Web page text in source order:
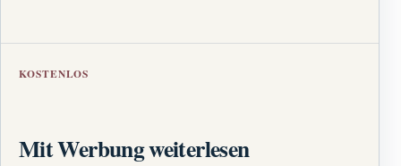
KOSTENLOS
Mit Werbung weiterlesen